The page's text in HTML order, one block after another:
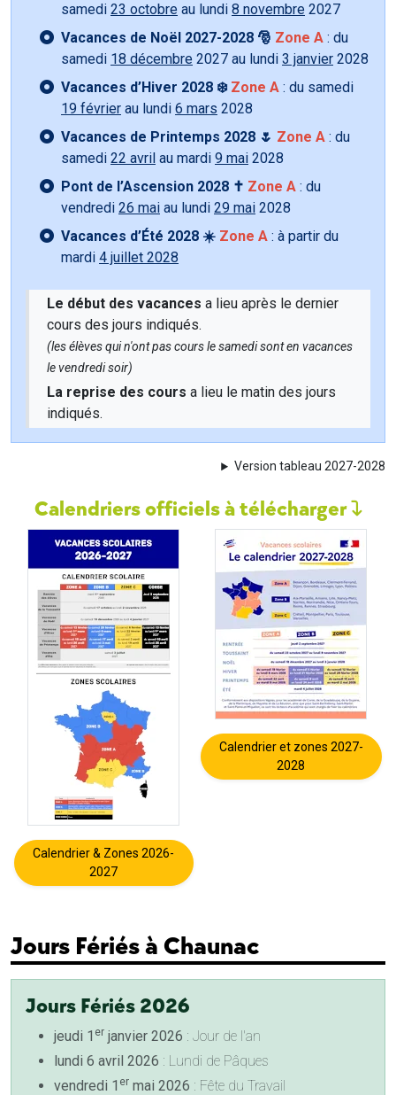
samedi 23 octobre au lundi 8 novembre 2027
Vacances de Noël 2027-2028 🎅 Zone A : du
samedi 18 décembre 2027 au lundi 3 janvier 2028
Vacances d’Hiver 2028 ❄️ Zone A : du samedi
19 février au lundi 6 mars 2028
Vacances de Printemps 2028 🌷 Zone A : du
samedi 22 avril au mardi 9 mai 2028
Pont de l’Ascension 2028 ✝️ Zone A : du
vendredi 26 mai au lundi 29 mai 2028
Vacances d’Été 2028 ☀️ Zone A : à partir du
mardi 4 juillet 2028
Le début des vacances a lieu après le dernier
cours des jours indiqués.
(les élèves qui n'ont pas cours le samedi sont en vacances
le vendredi soir)
La reprise des cours a lieu le matin des jours
indiqués.
Version tableau 2027-2028
Calendriers officiels à télécharger
Calendrier & Zones 2026-
2027
Calendrier et zones 2027-
2028
Jours Fériés à Chaunac
Jours Fériés 2026
jeudi 1 er janvier 2026 : Jour de l'an
lundi 6 avril 2026 : Lundi de Pâques
vendredi 1 er mai 2026 : Fête du Travail